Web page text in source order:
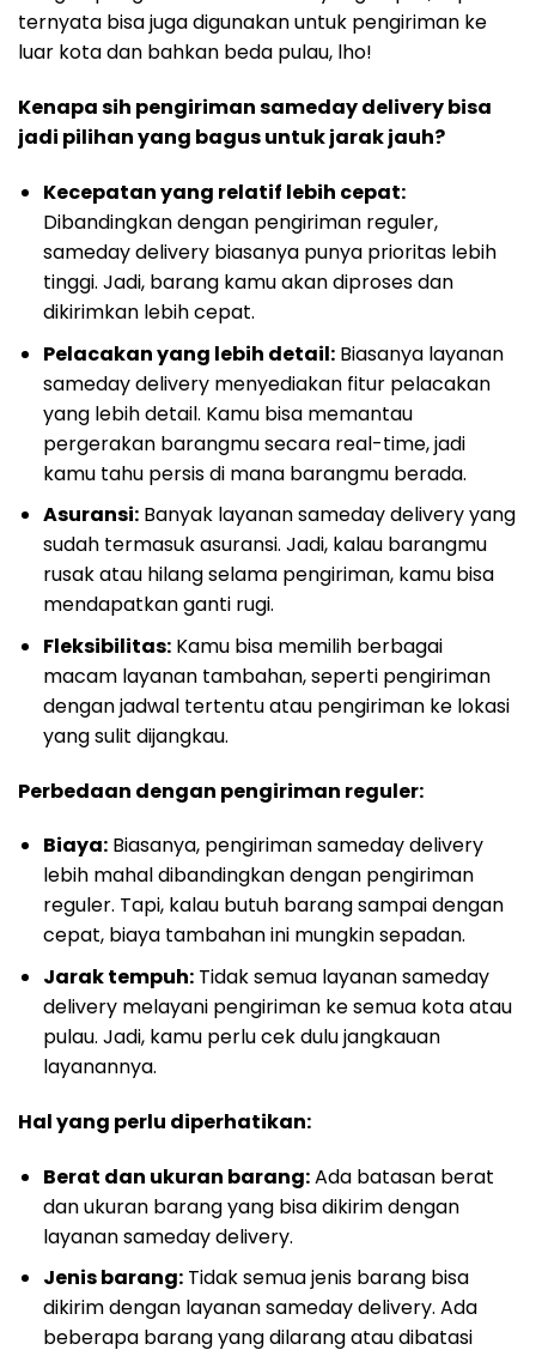
ternyata bisa juga digunakan untuk pengiriman ke
luar kota dan bahkan beda pulau, lho!
Kenapa sih pengiriman sameday delivery bisa
jadi pilihan yang bagus untuk jarak jauh?
Kecepatan yang relatif lebih cepat:
Dibandingkan dengan pengiriman reguler,
sameday delivery biasanya punya prioritas lebih
tinggi. Jadi, barang kamu akan diproses dan
dikirimkan lebih cepat.
Pelacakan yang lebih detail:Biasanya layanan
sameday delivery menyediakan fitur pelacakan
yang lebih detail. Kamu bisa memantau
pergerakan barangmu secara real-time, jadi
kamu tahu persis di mana barangmu berada.
Asuransi:Banyak layanan sameday delivery yang
sudah termasuk asuransi. Jadi, kalau barangmu
rusak atau hilang selama pengiriman, kamu bisa
mendapatkan ganti rugi.
Fleksibilitas:Kamu bisa memilih berbagai
macam layanan tambahan, seperti pengiriman
dengan jadwal tertentu atau pengiriman ke lokasi
yang sulit dijangkau.
Perbedaan dengan pengiriman reguler:
Biaya:Biasanya, pengiriman sameday delivery
lebih mahal dibandingkan dengan pengiriman
reguler. Tapi, kalau butuh barang sampai dengan
cepat, biaya tambahan ini mungkin sepadan.
Jarak tempuh:Tidak semua layanan sameday
delivery melayani pengiriman ke semua kota atau
pulau. Jadi, kamu perlu cek dulu jangkauan
layanannya.
Hal yang perlu diperhatikan:
Berat dan ukuran barang:Ada batasan berat
dan ukuran barang yang bisa dikirim dengan
layanan sameday delivery.
Jenis barang:Tidak semua jenis barang bisa
dikirim dengan layanan sameday delivery. Ada
beberapa barang yang dilarang atau dibatasi